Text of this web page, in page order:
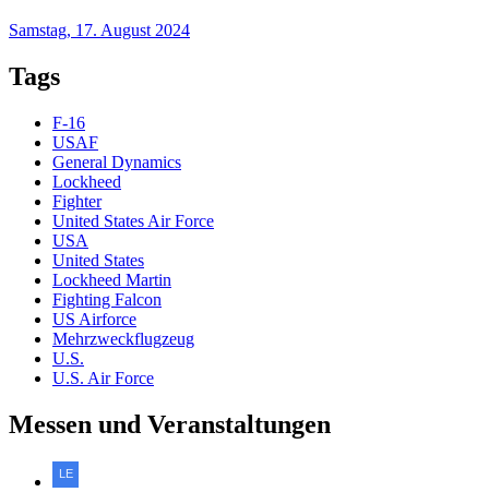
Samstag, 17. August 2024
Tags
F-16
USAF
General Dynamics
Lockheed
Fighter
United States Air Force
USA
United States
Lockheed Martin
Fighting Falcon
US Airforce
Mehrzweckflugzeug
U.S.
U.S. Air Force
Messen und Veranstaltungen